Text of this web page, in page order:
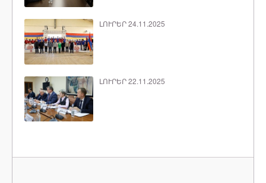
ԼՈՒՐԵՐ 24.11.2025
ԼՈՒՐԵՐ 22.11.2025